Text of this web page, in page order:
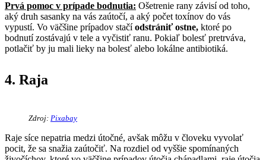
Prvá pomoc v prípade bodnutia: Ošetrenie rany závisí od toho,
aký druh sasanky na vás zaútočí, a aký počet toxínov do vás
vypustí. Vo väčšine prípadov stačíodstrániť ostne, ktoré po
bodnutí zostávajú v tele a vyčistiť ranu. Pokiaľ bolesť pretrváva,
potlačiť by ju mali lieky na bolesť alebo lokálne antibiotiká.
4. Raja
Zdroj: Pixabay
Raje síce nepatria medzi útočné, avšak môžu v človeku vyvolať
pocit, že sa snažia zaútočiť. Na rozdiel od vyššie spomínaných